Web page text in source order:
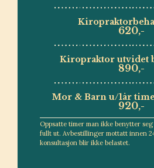
620,-
Kiropraktor utvidet
890,-
Mor & Barn u/1år
920,-
‍Oppsatte timer man ikke benytter
fullt ut. Avbestillinger mottatt innen
konsultasjon blir ikke belastet.